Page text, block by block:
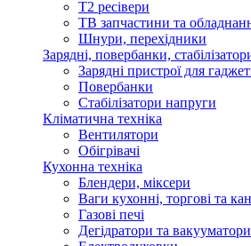
Т2 ресівери
ТВ запчастини та
Шнури, перехідники
Зарядні, повербанки,
Зарядні пристрої для
Повербанки
Стабілізатори напруги
Кліматична техніка
Вентилятори
Обігрівачі
Кухонна техніка
Блендери, міксери
Ваги кухонні, торгові та
Газові печі
Дегідратори та вакууматори